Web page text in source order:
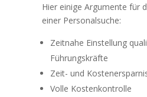
Hier einige Argumente für
einer Personalsuche:
Zeitnahe Einstellung
Führungskräfte
Zeit- und
Volle Kostenkontrolle